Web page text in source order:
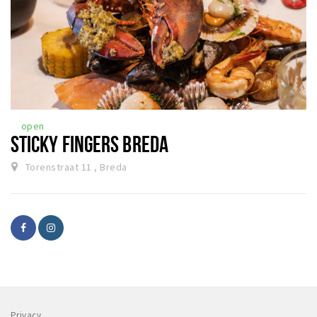
open
STICKY FINGERS BREDA
Torenstraat 11 , Breda